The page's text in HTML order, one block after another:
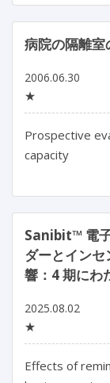
病院の隔離
2006.06.30
★
Prospective
capacity
Sanibit™ 電
ダーとイン
響：4 期に
2025.08.02
★
Effects of